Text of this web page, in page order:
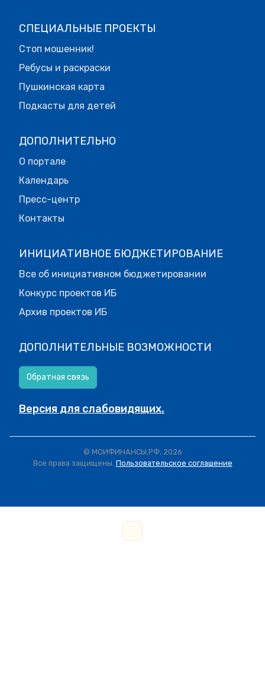
СПЕЦИАЛЬНЫЕ ПРОЕКТЫ
Стоп мошенник!
Ребусы и раскраски
Пушкинская карта
Подкасты для детей
ДОПОЛНИТЕЛЬНО
О портале
Календарь
Пресс-центр
Контакты
ИНИЦИАТИВНОЕ БЮДЖЕТИРОВАНИЕ
Все об инициативном бюджетировании
Конкурс проектов ИБ
Архив проектов ИБ
ДОПОЛНИТЕЛЬНЫЕ ВОЗМОЖНОСТИ
Обратная связь
Версия для слабовидящих.
© МОИФИНАНСЫ.РФ, 2026
Все права защищены. Пользовательское соглашение